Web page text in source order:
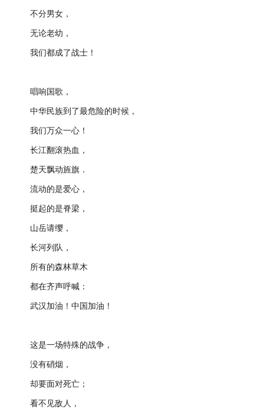
不分男女，
无论老幼，
我们都成了战士！
唱响国歌，
中华民族到了最危险的时候，
我们万众一心！
长江翻滚热血，
楚天飘动旌旗．
流动的是爱心，
挺起的是脊梁，
山岳请缨，
长河列队，
所有的森林草木
都在齐声呼喊：
武汉加油！中国加油！
这是一场特殊的战争，
没有硝烟，
却要面对死亡；
看不见敌人，